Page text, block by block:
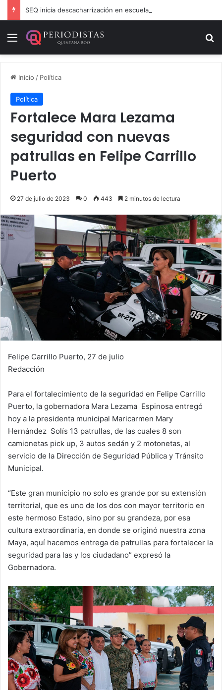
Menú
Inicio / Política
Política
Fortalece Mara Lezama
seguridad con nuevas
patrullas en Felipe Carrillo
Puerto
27 de julio de 2023 0 443 2 minutos de lectura
Felipe Carrillo Puerto, 27 de julio
Redacción
Para el fortalecimiento de la seguridad en Felipe Carrillo
Puerto, la gobernadora Mara Lezama Espinosa entregó
hoy a la presidenta municipal Maricarmen Mary
Hernández Solís 13 patrullas, de las cuales 8 son
camionetas pick up, 3 autos sedán y 2 motonetas, al
servicio de la Dirección de Seguridad Pública y Tránsito
Municipal.
“Este gran municipio no solo es grande por su extensión
territorial, que es uno de los dos con mayor territorio en
este hermoso Estado, sino por su grandeza, por esa
cultura extraordinaria, en donde se originó nuestra zona
Maya, aquí hacemos entrega de patrullas para fortalecer la
seguridad para las y los ciudadano” expresó la
Gobernadora.